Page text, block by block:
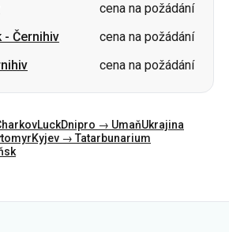
cena na požádání
- Černihiv
cena na požádání
cena na požádání
LuckDnipro → UmaňUkrajina
Kyjev → Tatarbunarium